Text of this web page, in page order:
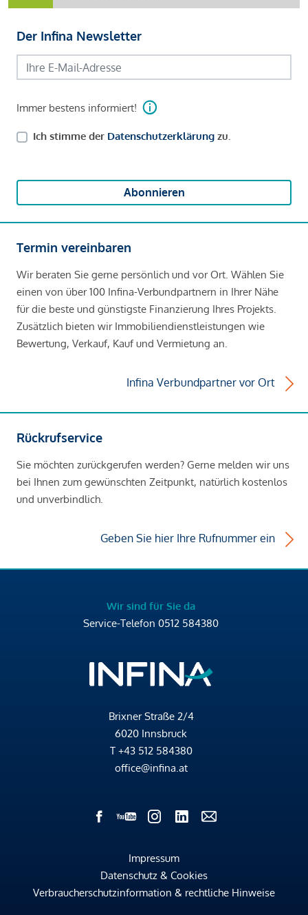
Der Infina Newsletter
Immer bestens informiert!
Ich stimme der Datenschutzerklärung zu.
Abonnieren
Termin vereinbaren
Wir beraten Sie gerne persönlich und vor Ort. Wählen Sie
einen von über 100 Infina-Verbundpartnern in Ihrer Nähe
für die beste und günstigste Finanzierung Ihres Projekts.
Zusätzlich bieten wir Immobiliendienstleistungen wie
Bewertung, Verkauf, Kauf und Vermietung an.
Infina Verbundpartner vor Ort
Rückrufservice
Sie möchten zurückgerufen werden? Gerne melden wir uns
bei Ihnen zum gewünschten Zeitpunkt, natürlich kostenlos
und unverbindlich.
Geben Sie hier Ihre Rufnummer ein
Wir sind für Sie da
Service-Telefon 0512 584380
Brixner Straße 2/4
6020 Innsbruck
T +43 512 584380
office@infina.at
Impressum
Datenschutz & Cookies
Verbraucherschutzinformation & rechtliche Hinweise